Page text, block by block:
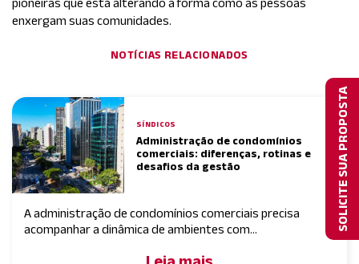
pioneiras que está alterando a forma como as pessoas
enxergam suas comunidades.
NOTÍCIAS RELACIONADOS
SÍNDICOS
Administração de condomínios
comerciais: diferenças, rotinas e
desafios da gestão
A administração de condomínios comerciais precisa
acompanhar a dinâmica de ambientes com...
SOLICITE SUA PROPOSTA